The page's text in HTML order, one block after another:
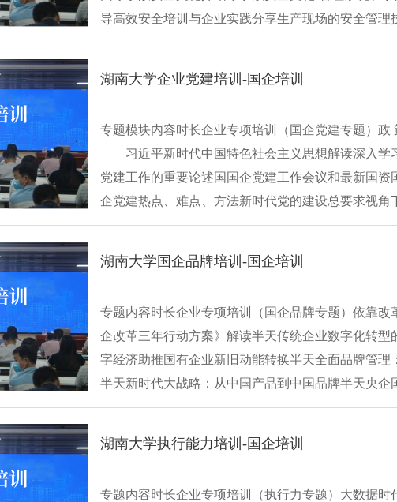
导高效安全培训与企业实践分享生产现场的安全管理
湖南大学企业党建培训-国企培训
专题模块内容时长企业专项培训（国企党建专题）政
——习近平新时代中国特色社会主义思想解读深入学
党建工作的重要论述国国企党建工作会议和最新国资
企党建热点、难点、方法新时代党的建设总要求视角
国···
湖南大学国企品牌培训-国企培训
专题内容时长企业专项培训（国企品牌专题）依靠
企改革三年行动方案》解读半天传统企业数字化转型
字经济助推国有企业新旧动能转换半天全面品牌管理
半天新时代大战略：从中国产品到中国品牌半天央企
扩大国有企业···
湖南大学执行能力培训-国企培训
专题内容时长企业专项培训（执行力专题）大数据时